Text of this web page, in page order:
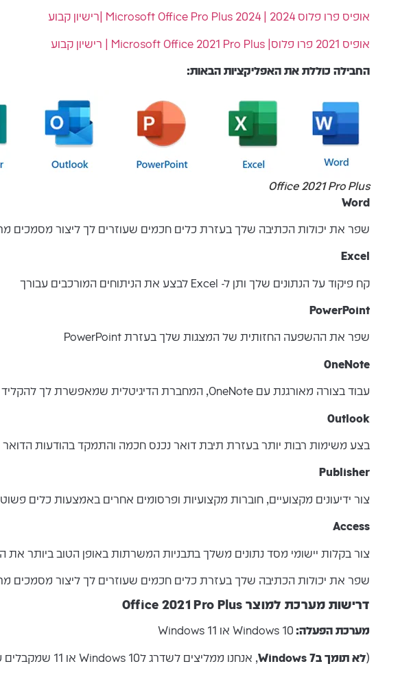
אופיס פרו פלוס 2024 | 2024 Microsoft Office Pro Plus |רישיון קבוע
אופיס 2021 פרו פלוס| Microsoft Office 2021 Pro Plus | רישיון קבוע
החבילה כוללת את האפליקציות הבאות:
Office 2021 Pro Plus
Word
שפר את יכולות הכתיבה שלך בעזרת כלים חכמים שעוזרים לך ליצור מסמכים
Excel
קח פיקוד על הנתונים שלך ותן ל- Excel לבצע את הניתוחים המורכבים עבורך
PowerPoint
שפר את ההשפעה החזותית של המצגות שלך בעזרת PowerPoint
OneNote
עבוד בצורה מאורגנת עם OneNote, המחברת הדיגיטלית שמאפשרת לך להקליד ולצייר
Outlook
בצע משימות רבות יותר בעזרת תיבת דואר נכנס חכמה והתמקד בהודעות הדואר
Publisher
צור ידיעונים מקצועיים, חוברות מקצועיות ופרסומים אחרים באמצעות כלים
Access
צור בקלות יישומי מסד נתונים משלך בתבניות המשרתות באופן הטוב ביותר
שפר את יכולות הכתיבה שלך בעזרת כלים חכמים שעוזרים לך ליצור מסמכים
דרישות מערכת למוצר Office 2021 Pro Plus
מערכת הפעלה: Windows 10 או Windows 11
(לא תומך בWindows 7, אנחנו ממליצים לשדרג לWindows 10 או 11 שמקבלים עדכוני מערכת